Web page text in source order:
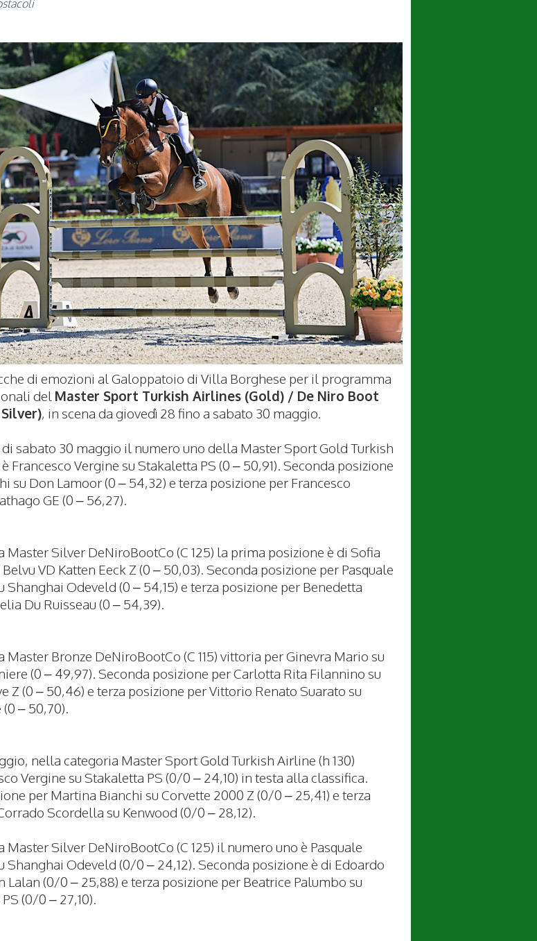
di emozioni al Galoppatoio di Villa Borghese per il programma
del Master Sport Turkish Airlines (Gold) / De Niro Boot
, in scena da giovedì 28 fino a sabato 30 maggio.
sabato 30 maggio il numero uno della Master Sport Gold Turkish
Francesco Vergine su Stakaletta PS (0 – 50,91). Seconda posizione
su Don Lamoor (0 – 54,32) e terza posizione per Francesco
GE (0 – 56,27).
Master Silver DeNiroBootCo (C 125) la prima posizione è di Sofia
VD Katten Eeck Z (0 – 50,03). Seconda posizione per Pasquale
Shanghai Odeveld (0 – 54,15) e terza posizione per Benedetta
Du Ruisseau (0 – 54,39).
Master Bronze DeNiroBootCo (C 115) vittoria per Ginevra Mario su
(0 – 49,97). Seconda posizione per Carlotta Rita Filannino su
Z (0 – 50,46) e terza posizione per Vittorio Renato Suarato su
– 50,70).
nella categoria Master Sport Gold Turkish Airline (h 130)
Vergine su Stakaletta PS (0/0 – 24,10) in testa alla classifica.
per Martina Bianchi su Corvette 2000 Z (0/0 – 25,41) e terza
Scordella su Kenwood (0/0 – 28,12).
Master Silver DeNiroBootCo (C 125) il numero uno è Pasquale
Shanghai Odeveld (0/0 – 24,12). Seconda posizione è di Edoardo
Lalan (0/0 – 25,88) e terza posizione per Beatrice Palumbo su
(0/0 – 27,10).